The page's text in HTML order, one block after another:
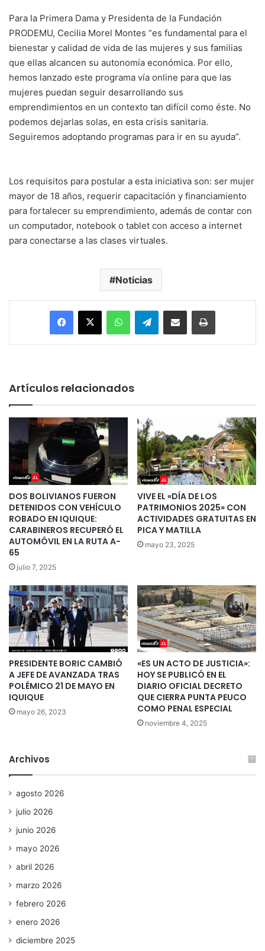
Para la Primera Dama y Presidenta de la Fundación
PRODEMU, Cecilia Morel Montes “es fundamental para el
bienestar y calidad de vida de las mujeres y sus familias
que ellas alcancen su autonomía económica. Por ello,
hemos lanzado este programa vía online para que las
mujeres puedan seguir desarrollando sus
emprendimientos en un contexto tan difícil como éste. No
podemos dejarlas solas, en esta crisis sanitaria.
Seguiremos adoptando programas para ir en su ayuda”.
Los requisitos para postular a esta iniciativa son: ser mujer
mayor de 18 años, requerir capacitación y financiamiento
para fortalecer su emprendimiento, además de contar con
un computador, notebook o tablet con acceso a internet
para conectarse a las clases virtuales.
Noticias
Facebook
X WhatsAppTelegramEnviar vía email Imprimir
Artículos relacionados
DOS BOLIVIANOS FUERON
DETENIDOS CON VEHÍCULO
ROBADO EN IQUIQUE:
CARABINEROS RECUPERÓ EL
AUTOMÓVIL EN LA RUTA A-
65
julio 7, 2025
VIVE EL «DÍA DE LOS
PATRIMONIOS 2025» CON
ACTIVIDADES GRATUITAS EN
PICA Y MATILLA
mayo 23, 2025
PRESIDENTE BORIC CAMBIÓ
A JEFE DE AVANZADA TRAS
POLÉMICO 21 DE MAYO EN
IQUIQUE
mayo 26, 2023
«ES UN ACTO DE JUSTICIA»:
HOY SE PUBLICÓ EN EL
DIARIO OFICIAL DECRETO
QUE CIERRA PUNTA PEUCO
COMO PENAL ESPECIAL
noviembre 4, 2025
Archivos
agosto 2026
julio 2026
junio 2026
mayo 2026
abril 2026
marzo 2026
febrero 2026
enero 2026
diciembre 2025